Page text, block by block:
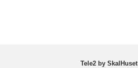
Tele2 by SkalHuset